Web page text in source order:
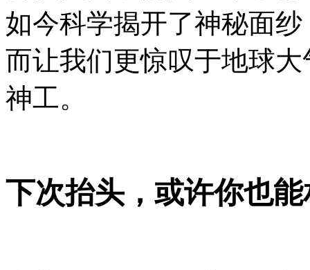
如今科学揭开了神秘面
而让我们更惊叹于地球
神工。
下次抬头，或许你也